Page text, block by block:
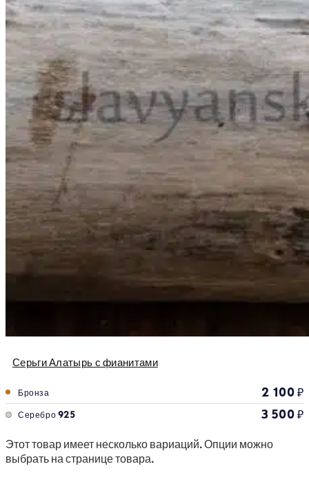
Серьги Алатырь с фианитами
Бронза 2 100₽
Серебро 925 3 500₽
Этот товар имеет несколько вариаций. Опции можно
выбрать на странице товара.